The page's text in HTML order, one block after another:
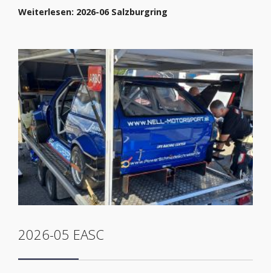
Weiterlesen: 2026-06 Salzburgring
2026-05 EASC